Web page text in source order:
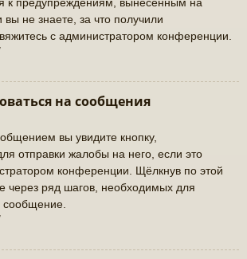
не знаете, за что получили
с администратором конференции.
на сообщения
вы увидите кнопку,
отправки жалобы на него, если это
конференции. Щёлкнув по этой
через ряд шагов, необходимых для